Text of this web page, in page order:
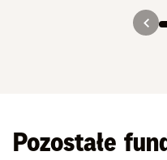
Pozostałe